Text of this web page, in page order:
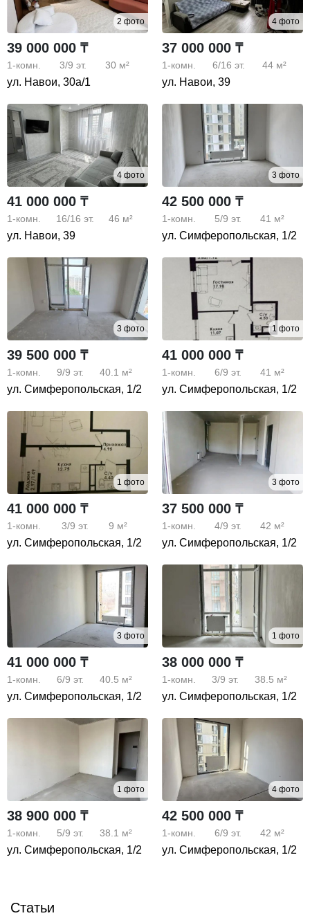
2 фото
39 000 000 ₸
1-комн. 3/9 эт. 30 м²
ул. Навои, 30а/1
4 фото
37 000 000 ₸
1-комн. 6/16 эт. 44 м²
ул. Навои, 39
4 фото
41 000 000 ₸
1-комн. 16/16 эт. 46 м²
ул. Навои, 39
3 фото
42 500 000 ₸
1-комн. 5/9 эт. 41 м²
ул. Симферопольская, 1/2
3 фото
39 500 000 ₸
1-комн. 9/9 эт. 40.1 м²
ул. Симферопольская, 1/2
1 фото
41 000 000 ₸
1-комн. 6/9 эт. 41 м²
ул. Симферопольская, 1/2
1 фото
41 000 000 ₸
1-комн. 3/9 эт. 9 м²
ул. Симферопольская, 1/2
3 фото
37 500 000 ₸
1-комн. 4/9 эт. 42 м²
ул. Симферопольская, 1/2
3 фото
41 000 000 ₸
1-комн. 6/9 эт. 40.5 м²
ул. Симферопольская, 1/2
1 фото
38 000 000 ₸
1-комн. 3/9 эт. 38.5 м²
ул. Симферопольская, 1/2
1 фото
38 900 000 ₸
1-комн. 5/9 эт. 38.1 м²
ул. Симферопольская, 1/2
4 фото
42 500 000 ₸
1-комн. 6/9 эт. 42 м²
ул. Симферопольская, 1/2
Статьи